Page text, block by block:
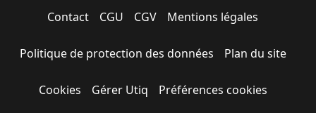
Contact CGU CGV Mentions légales
Politique de protection des données Plan du site
Cookies Gérer Utiq Préférences cookies